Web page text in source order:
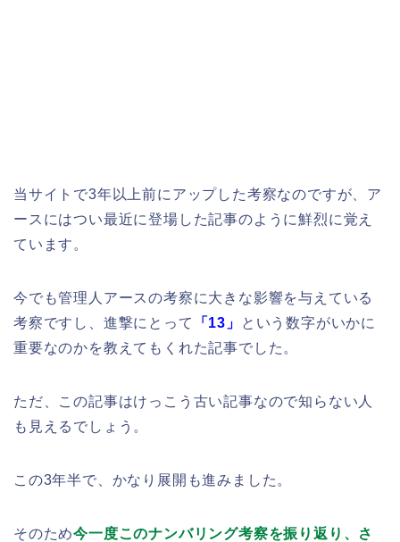
当サイトで3年以上前にアップした考察なのですが、ア
ースにはつい最近に登場した記事のように鮮烈に覚え
ています。
今でも管理人アースの考察に大きな影響を与えている
考察ですし、進撃にとって
「13」
という数字がいかに
重要なのかを教えてもくれた記事でした。
ただ、この記事はけっこう古い記事なので知らない人
も見えるでしょう。
この3年半で、かなり展開も進みました。
そのため今一度このナンバリング考察を振り返り、さ